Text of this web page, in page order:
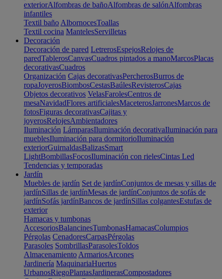
exteriorAlfombras de bañoAlfombras de salónAlfombras
infantiles
Textil baño AlbornocesToallas
Textil cocina MantelesServilletas
Decoración
Decoración de pared LetrerosEspejosRelojes de
paredTablerosCanvasCuadros pintados a manoMarcosPlacas
decorativasCuadros
Organización Cajas decorativasPercherosBurros de
ropaJoyerosBiombosCestasBaúlesRevisterosCajas
Objetos decorativos VelasFarolesCentros de
mesaNavidadFlores artificialesMaceterosJarronesMarcos de
fotosFiguras decorativasCajitas y
joyerosRelojesAmbientadores
Iluminación LámparasIluminación decorativaIluminación para
mueblesIluminación para dormitorioIluminación
exteriorGuirnaldasBalizasSmart
LightBombillasFocosIluminación con rielesCintas Led
Tendencias y temporadas
Jardín
Muebles de jardín Set de jardínConjuntos de mesas y sillas de
jardínSillas de jardínMesas de jardínConjuntos de sofás de
jardínSofás jardínBancos de jardínSillas colgantesEstufas de
exterior
Hamacas y tumbonas
AccesoriosBalancinesTumbonasHamacasColumpios
Pérgolas CenadoresCarpasPérgolas
Parasoles SombrillasParasolesToldos
Almacenamiento ArmariosArcones
Jardinería MaquinariaHuertos
UrbanosRiegoPlantasJardinerasCompostadores